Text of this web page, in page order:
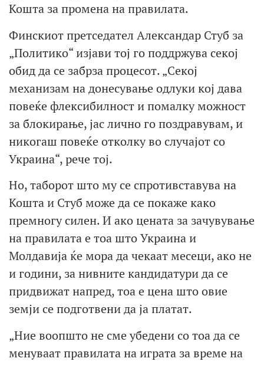
Кошта за промена на правилата.
Финскиот претседател Александар Стуб за
„Политико“ изјави тој го поддржува секој
обид да се забрза процесот. „Секој
механизам на донесување одлуки кој дава
повеќе флексибилност и помалку можност
за блокирање, јас лично го поздравувам, и
никогаш повеќе отколку во случајот со
Украина“, рече тој.
Но, таборот што му се спротивставува на
Кошта и Стуб може да се покаже како
премногу силен. И ако цената за зачувување
на правилата е тоа што Украина и
Молдавија ќе мора да чекаат месеци, ако не
и години, за нивните кандидатури да се
придвижат напред, тоа е цена што овие
земји се подготвени да ја платат.
„Ние воопшто не сме убедени со тоа да се
менуваат правилата на играта за време на